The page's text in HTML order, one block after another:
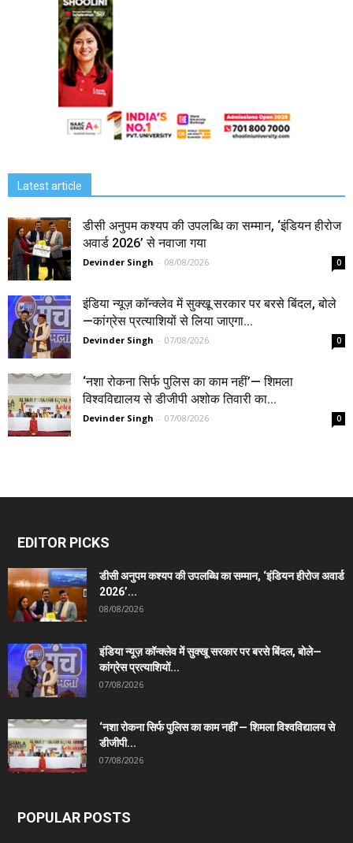
Latest article
डीसी अनुपम कश्यप की उपलब्धि का सम्मान, ‘इंडियन हीरोज
अवार्ड 2026’ से नवाजा गया
Devinder Singh - 08/08/2026 0
इंडिया न्यूज़ कॉन्क्लेव में सुक्खू सरकार पर बरसे बिंदल, बोले
—कांग्रेस प्रत्याशियों से लिया जाएगा...
Devinder Singh - 07/08/2026 0
‘नशा रोकना सिर्फ पुलिस का काम नहीं’— शिमला
विश्वविद्यालय से डीजीपी अशोक तिवारी का...
Devinder Singh - 07/08/2026 0
EDITOR PICKS
डीसी अनुपम कश्यप की उपलब्धि का सम्मान, ‘इंडियन हीरोज अवार्ड
2026’...
08/08/2026
इंडिया न्यूज़ कॉन्क्लेव में सुक्खू सरकार पर बरसे बिंदल, बोले—
कांग्रेस प्रत्याशियों...
07/08/2026
‘नशा रोकना सिर्फ पुलिस का काम नहीं’— शिमला विश्वविद्यालय से
डीजीपी...
07/08/2026
POPULAR POSTS